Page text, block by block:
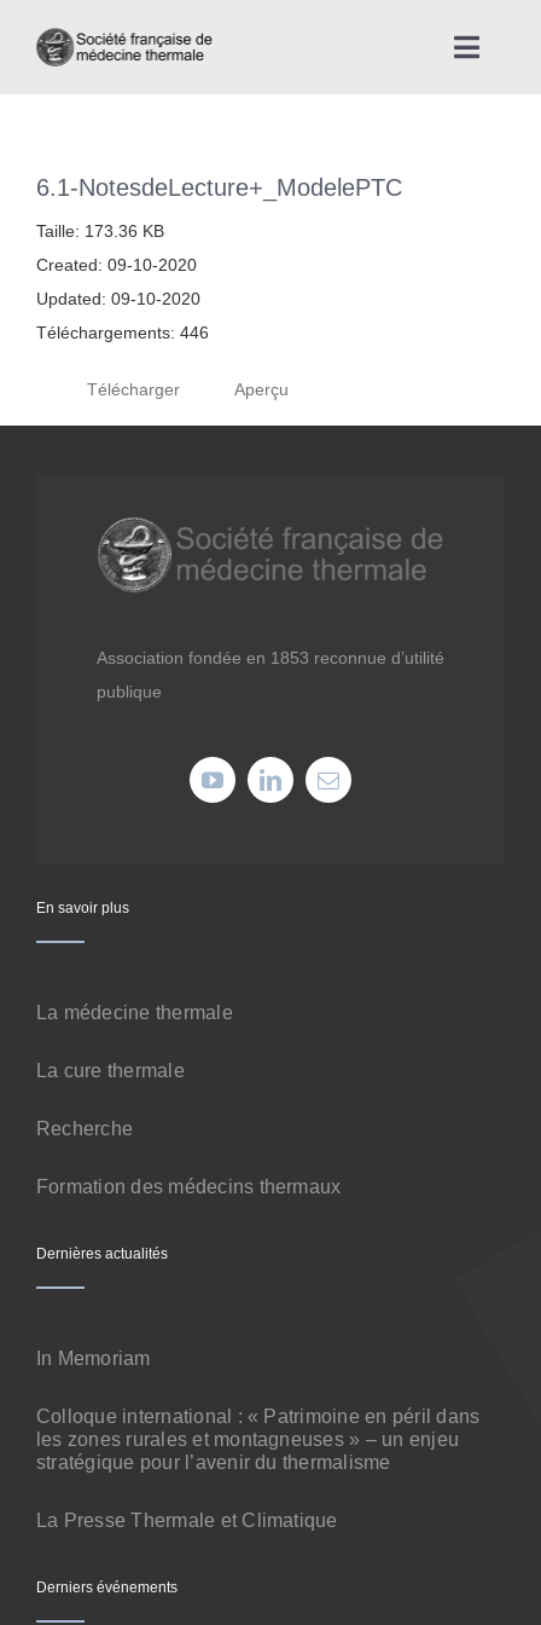
Toggle
Actualités
Médiathèque
Recherche
Offres professionnelles
Cotiser
Faire un don
6.1-NotesdeLecture+_ModelePTC
Taille: 173.36 KB
Created: 09-10-2020
Updated: 09-10-2020
Téléchargements: 446
Télécharger Aperçu
Association fondée en 1853 reconnue d’utilité
publique
En savoir plus
La médecine thermale
La cure thermale
Recherche
Formation des médecins thermaux
Dernières actualités
In Memoriam
Colloque international : « Patrimoine en péril dans
les zones rurales et montagneuses » – un enjeu
stratégique pour l’avenir du thermalisme
La Presse Thermale et Climatique
Derniers événements